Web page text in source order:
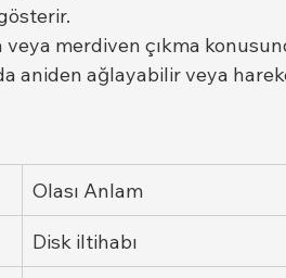
veya merdiven çıkma
aniden ağlayabilir veya
Olası Anlam
Disk iltihabı